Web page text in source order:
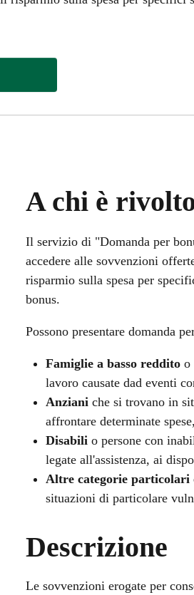
A chi è
Il servizio di "Domanda per
accedere alle sovvenzioni
risparmio sulla spesa per
bonus.
Possono presentare domanda
Famiglie a basso reddito o
lavoro causate dad eventi
Anziani che si trovano in
affrontare determinate
Disabilio persone con
legate all'assistenza, ai
Altre categorie particolari
situazioni di particolare
Descrizione
Le sovvenzioni erogate per